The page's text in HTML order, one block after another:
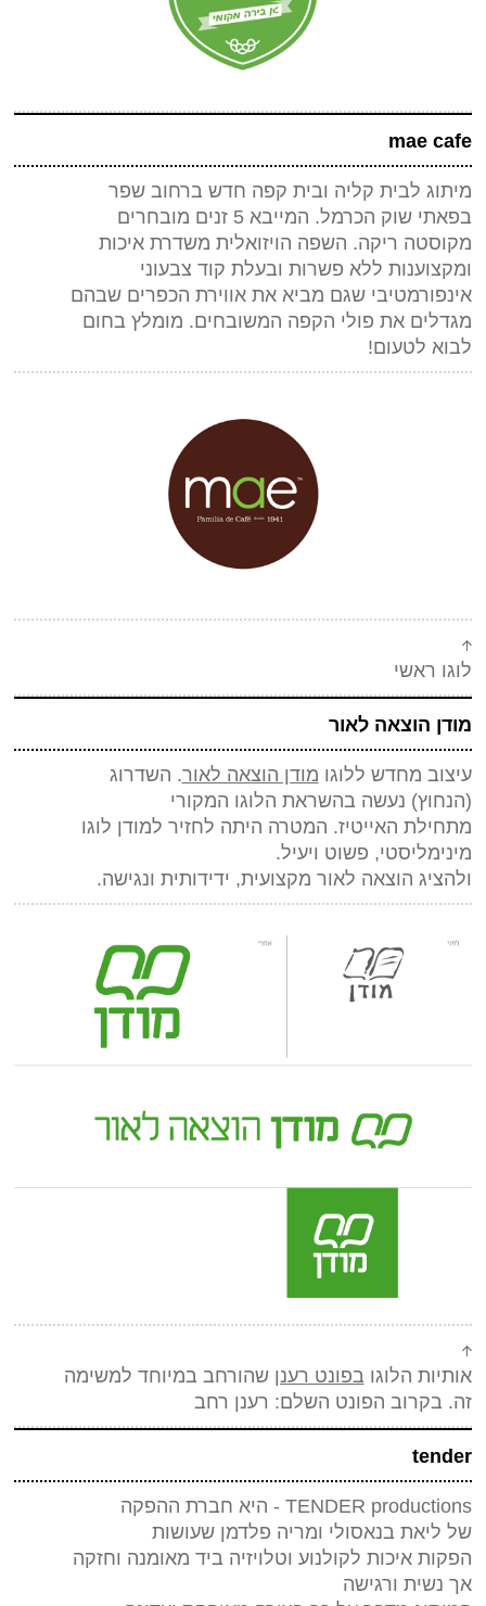
mae cafe
מיתוג לבית קליה ובית קפה חדש ברחוב שפר
בפאתי שוק הכרמל. המייבא 5 זנים מובחרים
מקוסטה ריקה. השפה הויזואלית משדרת איכות
ומקצוענות ללא פשרות ובעלת קוד צבעוני
אינפורמטיבי שגם מביא את אווירת הכפרים שבהם
מגדלים את פולי הקפה המשובחים. מומלץ בחום
לבוא לטעום!
לוגו ראשי
מודן הוצאה לאור
עיצוב מחדש ללוגו מודן הוצאה לאור. השדרוג
(הנחוץ) נעשה בהשראת הלוגו המקורי
מתחילת האייטיז. המטרה היתה לחזיר למודן לוגו
מינימליסטי, פשוט ויעיל.
ולהציג הוצאה לאור מקצועית, ידידותית ונגישה.
אותיות הלוגו בפונט רענן שהורחב במיוחד למשימה
זה. בקרוב הפונט השלם: רענן רחב
tender
TENDER productions - היא חברת ההפקה
של ליאת בנאסולי ומריה פלדמן שעושות
הפקות איכות לקולנוע וטלויזיה ביד מאומנה וחזקה
אך נשית ורגישה